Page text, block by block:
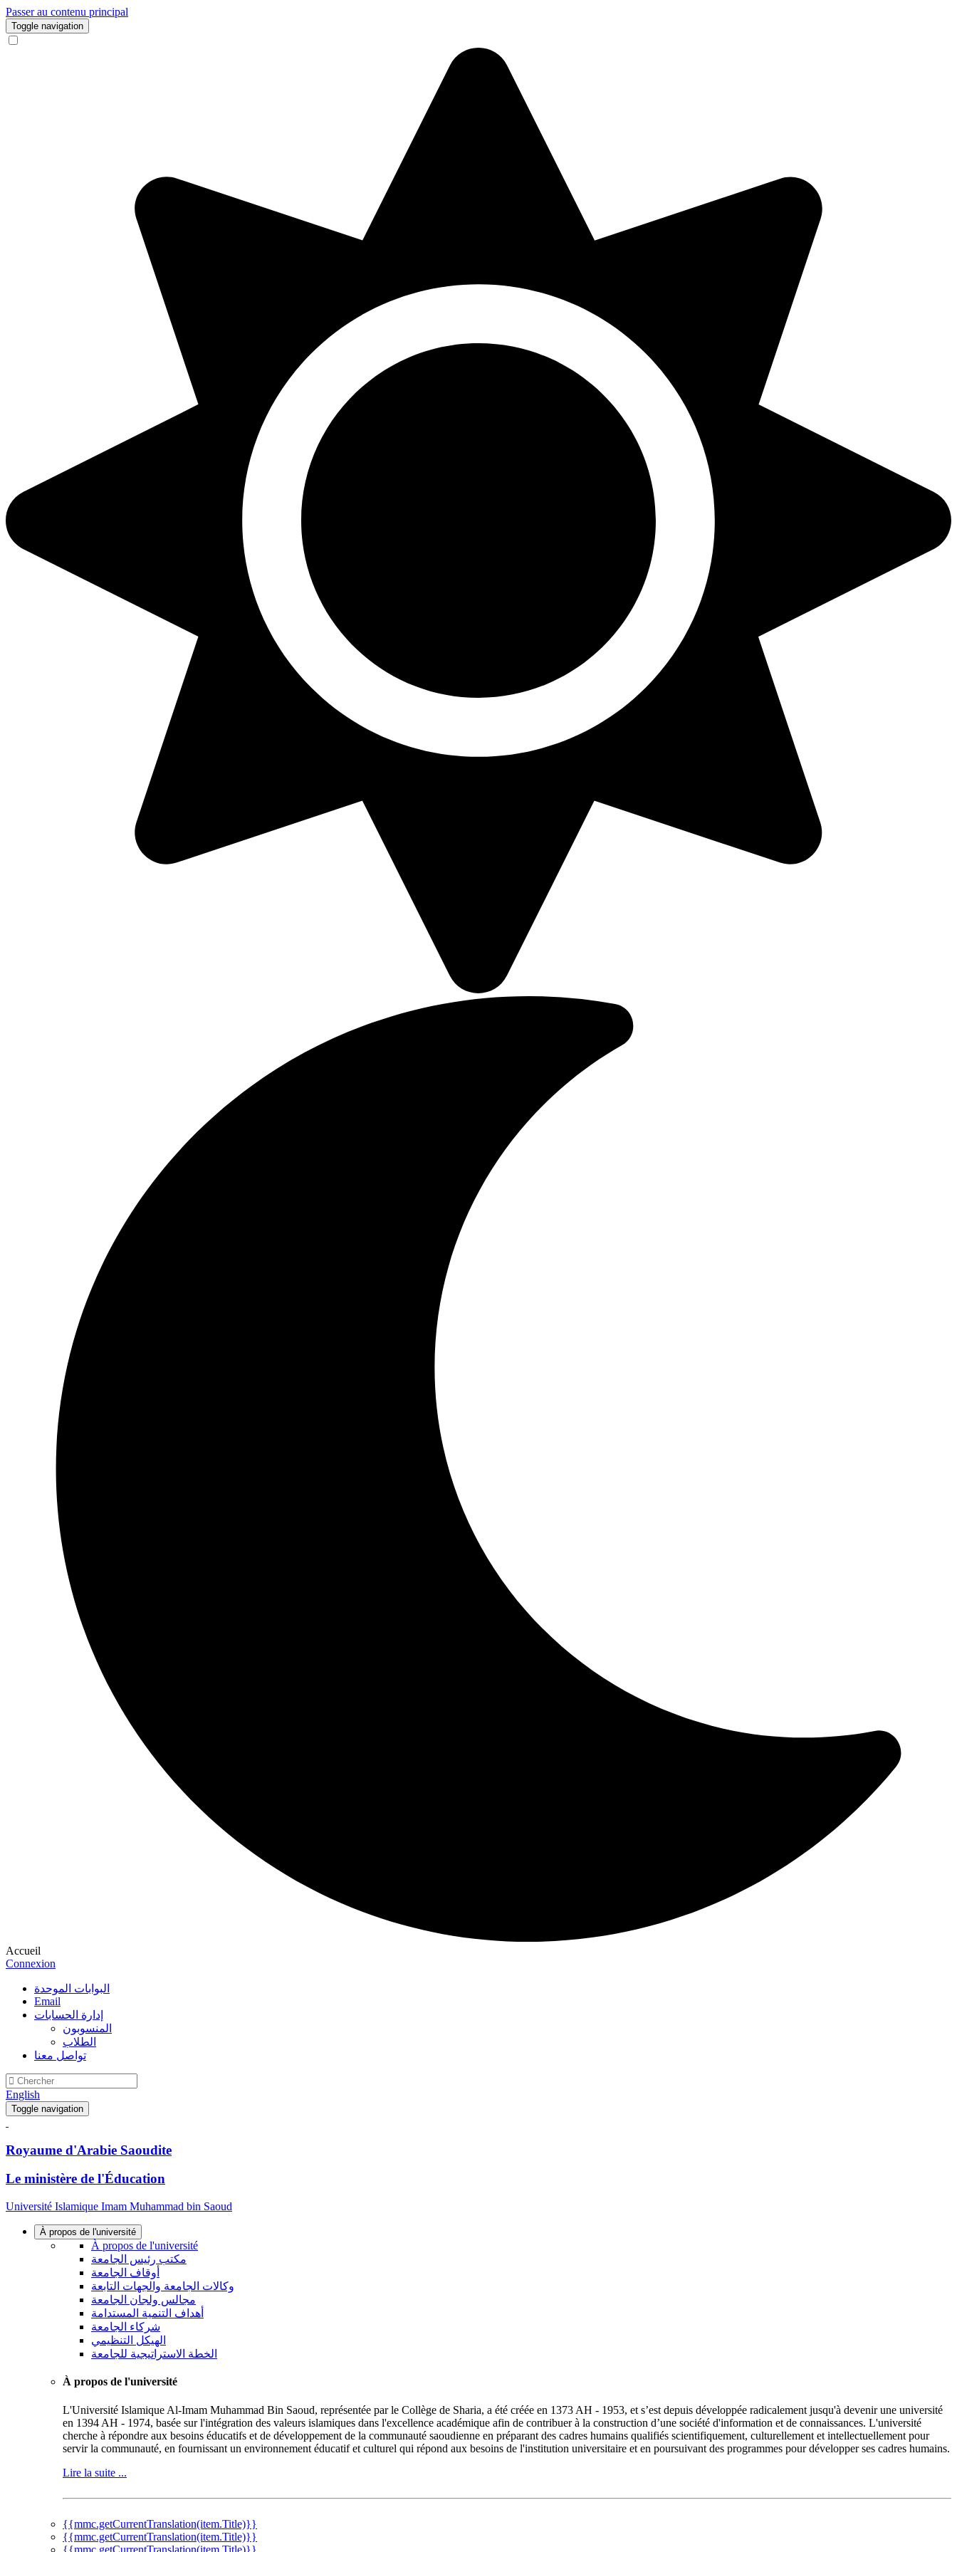
Passer au contenu principal
Toggle navigation
Accueil
Connexion
البوابات الموحدة
Email
إدارة الحسابات
المنسوبون
الطلاب
تواصل معنا
English
Toggle navigation
Royaume d'Arabie Saoudite
Le ministère de l'Éducation
Université Islamique Imam Muhammad bin Saoud
À propos de l'université
À propos de l'université
مكتب رئيس الجامعة
أوقاف الجامعة
وكالات الجامعة والجهات التابعة
مجالس ولجان الجامعة
أهداف التنمية المستدامة
شركاء الجامعة
الهيكل التنظيمي
الخطة الاستراتيجية للجامعة
À propos de l'université
L'Université Islamique Al-Imam Muhammad Bin Saoud, représentée par le Collège de Sharia, a été créée en 1373 AH - 1953, et s’est depuis développée radicalement jusqu'à devenir une université
en 1394 AH - 1974, basée sur l'intégration des valeurs islamiques dans l'excellence académique afin de contribuer à la construction d’une société d'information et de connaissances. L'université
cherche à répondre aux besoins éducatifs et de développement de la communauté saoudienne en préparant des cadres humains qualifiés scientifiquement, culturellement et intellectuellement pour
servir la communauté, en fournissant un environnement éducatif et culturel qui répond aux besoins de l'institution universitaire et en poursuivant des programmes pour développer ses cadres humains.
Lire la suite ...
{{mmc.getCurrentTranslation(item.Title)}}
{{mmc.getCurrentTranslation(item.Title)}}
{{mmc.getCurrentTranslation(item.Title)}}